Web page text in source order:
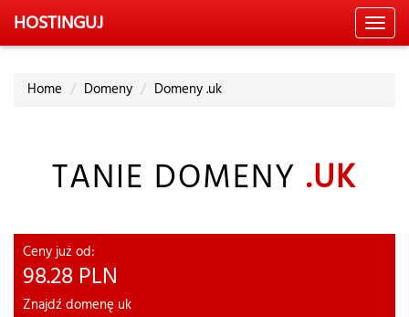
HOSTINGUJ
Home Domeny Domeny .uk
TANIE DOMENY .UK
Ceny już od:
98.28 PLN
Znajdź domenę uk